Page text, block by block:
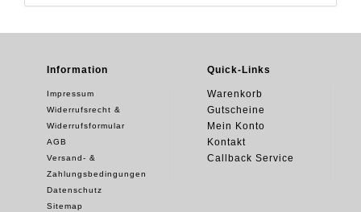
Information
Impressum
Widerrufsrecht &
Widerrufsformular
AGB
Versand- &
Zahlungsbedingungen
Datenschutz
Sitemap
Quick-Links
Warenkorb
Gutscheine
Mein Konto
Kontakt
Callback Service